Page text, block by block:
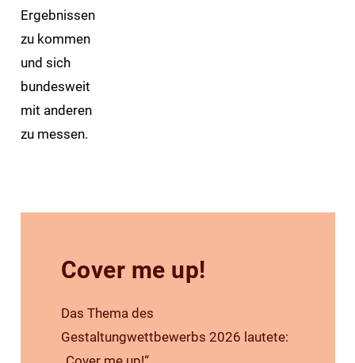
Ergebnissen
zu kommen
und sich
bundesweit
mit anderen
zu messen.
Cover me up!
Das Thema des
Gestaltungwettbewerbs 2026 lautete: